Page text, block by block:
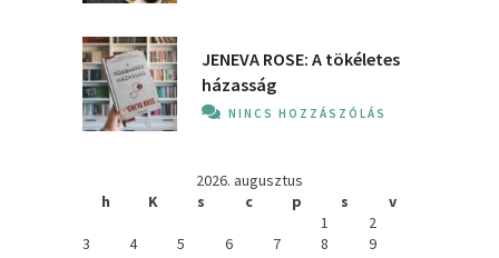
JENEVA ROSE: A ​tökéletes
házasság
NINCS HOZZÁSZÓLÁS
2026. augusztus
h
K s c p s
v
1
2
3
4 5 6 7 8
9